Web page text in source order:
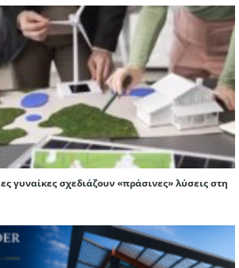
γυναίκες σχεδιάζουν «πράσινες» λύσεις στη